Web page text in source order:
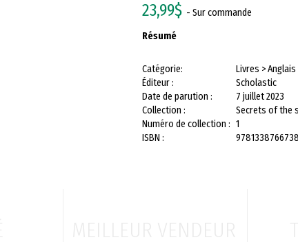
23,99$ - Sur commande
Résumé
Catégorie:
Livres >
Éditeur :
Scholastic
Date de parution :
7 juillet 2023
Collection :
Secrets of the
Numéro de collection : 1
ISBN :
9781338766738